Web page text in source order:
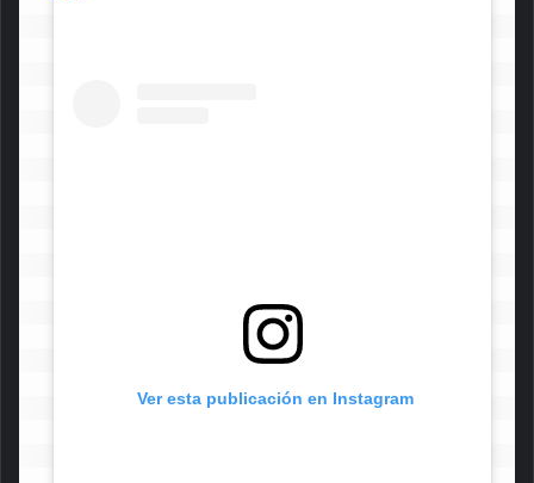
Ver esta publicación en Instagram